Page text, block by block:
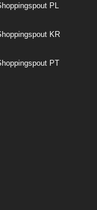
PL
KR
PT